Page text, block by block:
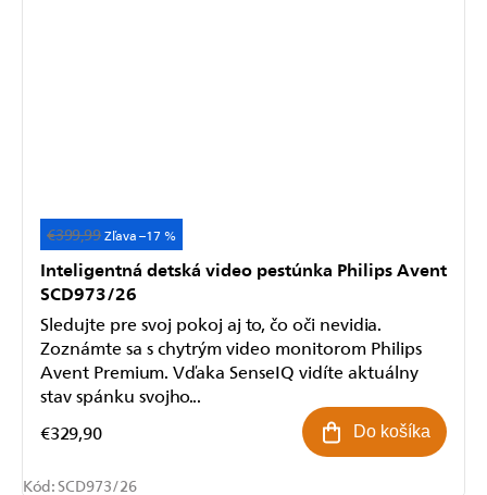
Akcia
€399,99 –17 %
Inteligentná detská video pestúnka Philips Avent
SCD973/26
€329,90 Do košíka
Sledujte pre svoj pokoj aj to, čo oči nevidia.
Zoznámte sa s chytrým video monitorom Philips
Avent Premium. Vďaka SenseIQ vidíte aktuálny
stav spánku svojho...
Kód:SCD973/26